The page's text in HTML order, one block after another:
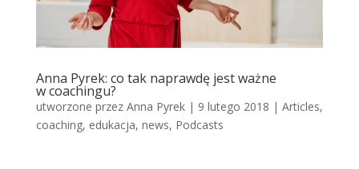
Anna Pyrek: co tak naprawdę jest ważne
w coachingu?
utworzone przez Anna Pyrek| 9 lutego 2018 | Articles,
coaching, edukacja, news, Podcasts